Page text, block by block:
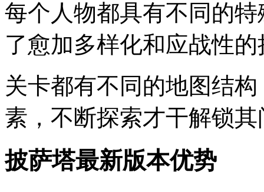
每个人物都具有不同的
了愈加多样化和应战性
关卡都有不同的地图结
素，不断探索才干解锁
披萨塔最新版本优势